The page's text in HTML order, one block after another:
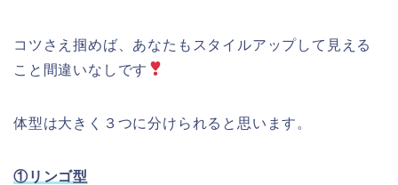
コツさえ掴めば、あなたもスタイルアップして見える
こと間違いなしです
体型は大きく３つに分けられると思います。
①リンゴ型